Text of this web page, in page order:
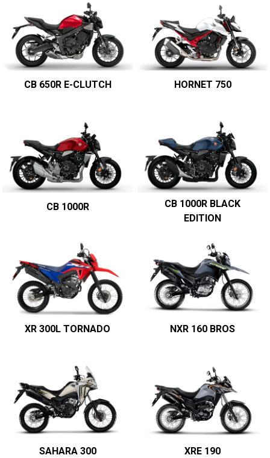
CB 650R E-CLUTCH HORNET 750
CB 1000R
CB 1000R BLACK
EDITION
XR 300L TORNADO NXR 160 BROS
SAHARA 300 XRE 190